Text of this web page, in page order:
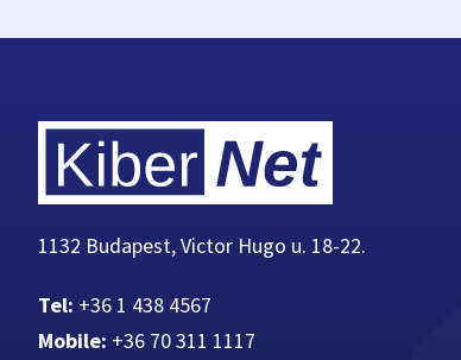
1132 Budapest, Victor Hugo u. 18-22.
Tel: +36 1 438 4567
Mobile: +36 70 311 1117